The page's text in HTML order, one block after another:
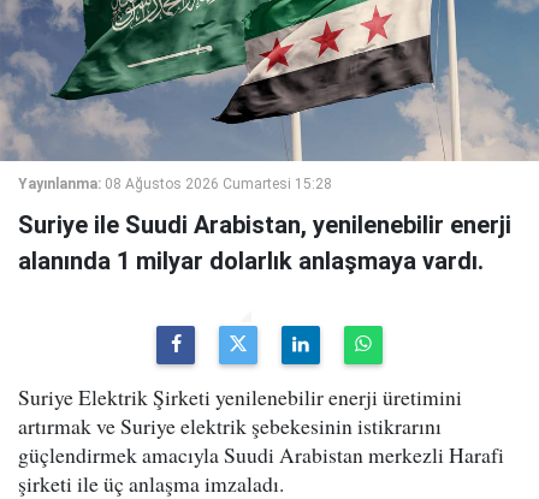
Yayınlanma: 08 Ağustos 2026 Cumartesi 15:28
Suriye ile Suudi Arabistan, yenilenebilir enerji
alanında 1 milyar dolarlık anlaşmaya vardı.
Suriye Elektrik Şirketi yenilenebilir enerji üretimini
artırmak ve Suriye elektrik şebekesinin istikrarını
güçlendirmek amacıyla Suudi Arabistan merkezli Harafi
şirketi ile üç anlaşma imzaladı.